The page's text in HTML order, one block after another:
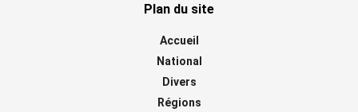
Plan du site
Accueil
National
Divers
Régions